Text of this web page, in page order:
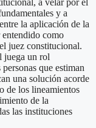
y a
la aplicación de la
como
juez constitucional.
juega un rol
que estiman
una solución acorde
de los lineamientos
de la
las instituciones